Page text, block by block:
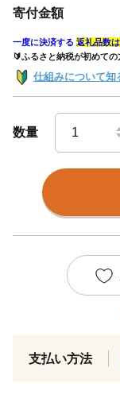
寄付金額
一度に決済する 返礼品数
🔰ふるさと納税が初めて
仕組みについて知
数量
支払い方法